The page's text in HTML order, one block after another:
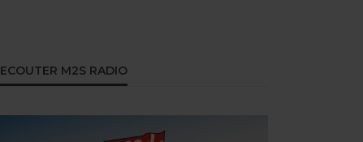
ECOUTER M2S RADIO